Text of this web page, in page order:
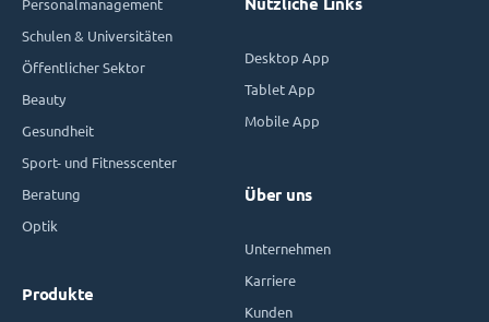
Personalmanagement
Schulen & Universitäten
Öffentlicher Sektor
Beauty
Gesundheit
Sport- und Fitnesscenter
Beratung
Optik
Produkte
Nützliche Links
Desktop App
Tablet App
Mobile App
Über uns
Unternehmen
Karriere
Kunden